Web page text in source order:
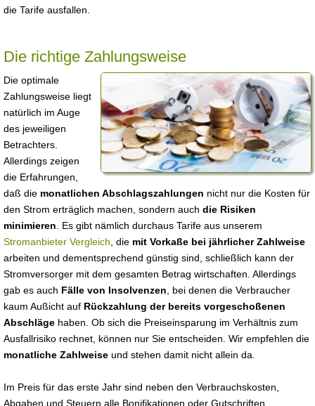
die Tarife ausfallen.
Die richtige Zahlungsweise
Die optimale
Zahlungsweise liegt
natürlich im Auge
des jeweiligen
Betrachters.
Allerdings zeigen
die Erfahrungen,
daß die monatlichen Abschlagszahlungen nicht nur die Kosten für
den Strom erträglich machen, sondern auch die Risiken
minimieren . Es gibt nämlich durchaus Tarife aus unserem
Stromanbieter Vergleich , die mit Vorkaße bei jährlicher Zahlweise
arbeiten und dementsprechend günstig sind, schließlich kann der
Stromversorger mit dem gesamten Betrag wirtschaften. Allerdings
gab es auch Fälle von Insolvenzen , bei denen die Verbraucher
kaum Außicht auf Rückzahlung der bereits vorgeschoßenen
Abschläge haben. Ob sich die Preiseinsparung im Verhältnis zum
Ausfallrisiko rechnet, können nur Sie entscheiden. Wir empfehlen die
monatliche Zahlweise und stehen damit nicht allein da.
Im Preis für das erste Jahr sind neben den Verbrauchskosten,
Abgaben und Steuern alle Bonifikationen oder Gutschriften